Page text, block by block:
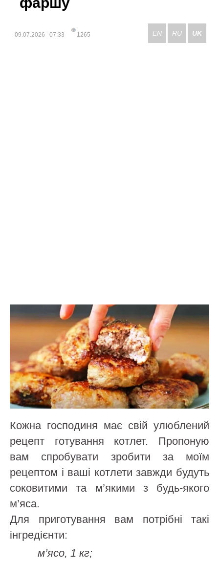
09.07.2026 07:33 1265 EN RU UK
Кожна господиня має свій улюблений
рецепт готування котлет. Пропоную
вам спробувати зробити за моїм
рецептом і ваші котлети завжди будуть
соковитими та м’якими з будь-якого
м’яса.
Для приготування вам потрібні такі
інгредієнти:
м’ясо, 1 кг;